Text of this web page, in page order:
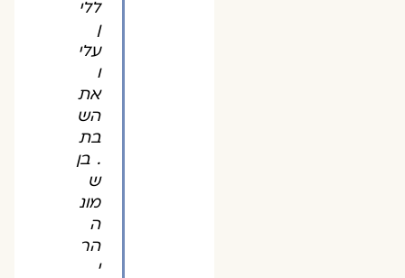
ללי
ן
עלי
ו
את
הש
בת
. בן
ש
מונ
ה
הר
י